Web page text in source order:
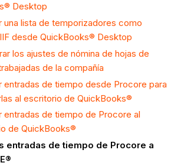
Desktop
una lista de temporizadores como
desde QuickBooks® Desktop
los ajustes de nómina de hojas de
de la compañía
entradas de tiempo desde Procore para
al escritorio de QuickBooks®
entradas de tiempo de Procore al
de QuickBooks®
entradas de tiempo de Procore a